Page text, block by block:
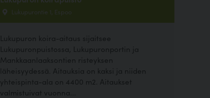
Lukupurontie 1, Espoo
Lukupuron koira-aitaus sijaitsee
Lukupuronpuistossa, Lukupuronportin ja
Mankkaanlaaksontien risteyksen
läheisyydessä. Aitauksia on kaksi ja niiden
yhteispinta-ala on 4400 m2. Aitaukset
valmistuivat vuonna...